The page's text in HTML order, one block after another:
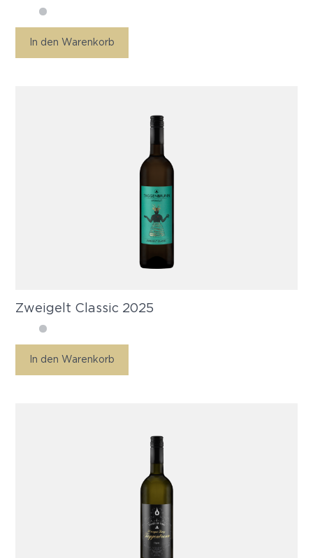
In den Warenkorb
Zweigelt Classic 2025
In den Warenkorb